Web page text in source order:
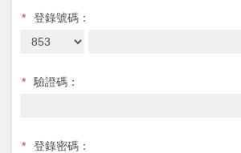
* 登錄號碼：
*
驗證碼：
* 登錄密碼：